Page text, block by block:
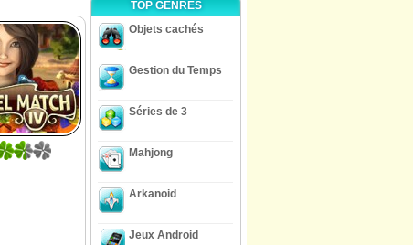
TOP GENRES
Objets cachés
Gestion du Temps
Séries de 3
Mahjong
Arkanoid
Jeux Android